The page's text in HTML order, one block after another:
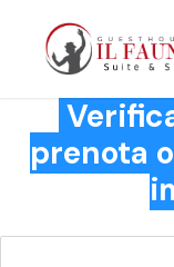
prenota